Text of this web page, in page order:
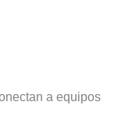
a equipos